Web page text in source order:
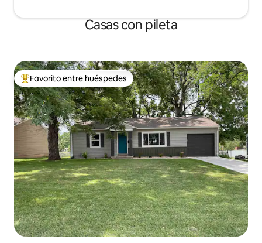
Casas con pileta
Favorito entre los huéspedes más destacados
Favorito entre huéspedes